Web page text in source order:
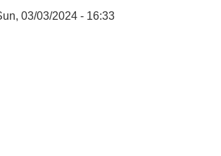
03/03/2024 - 16:33